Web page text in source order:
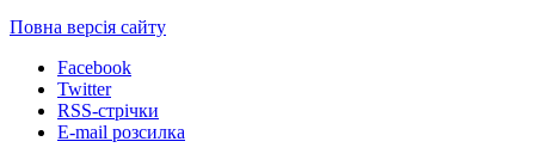
Повна версія сайту
Facebook
Twitter
RSS-стрічки
E-mail розсилка